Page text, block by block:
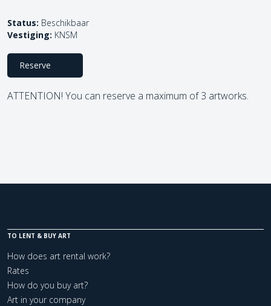
Status: Beschikbaar
Vestiging: KNSM
Reserve
ATTENTION! You can reserve a maximum of 3 artworks.
TO LENT & BUY ART
How does art rental work?
Rates
How do you buy art?
Art in your company